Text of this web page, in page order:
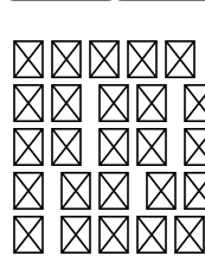
암흑물질의
재에 대한
문은 지구
에 있는 인
의 존재와는